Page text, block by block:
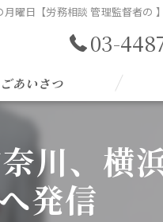
月曜日【労務相談 管理監督者の
03-
ごあいさつ
川、横
発信